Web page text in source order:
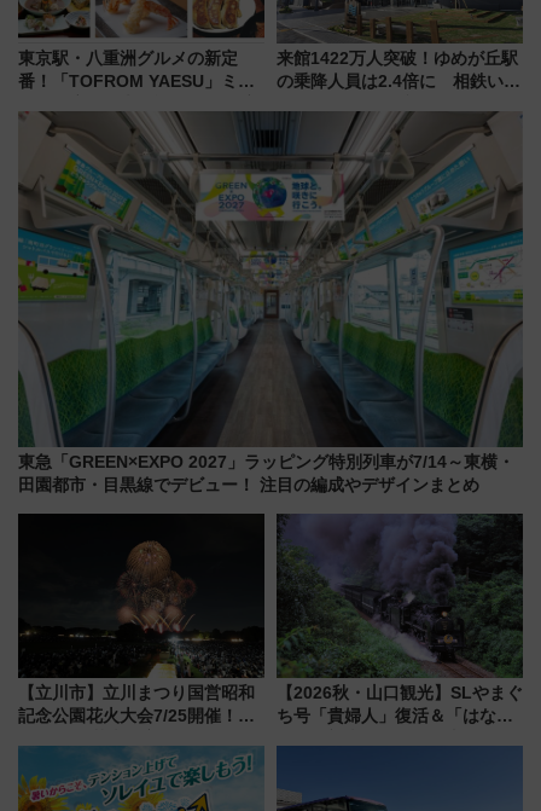
東京駅・八重洲グルメの新定
番！「TOFROM YAESU」ミシ
舗が集結した食の空間を徹底解
剖！（9/10開業）
来館1422万人突破！ゆめが丘駅
の乗降人員は2.4倍に 相鉄いず
年祭にそうにゃん＆DB.スター
マンが登場
東急「GREEN×EXPO 2027」ラッピング特別列車が7/14～東横・
田園都市・目黒線でデビュー！ 注目の編成やデザインまとめ
【立川市】立川まつり国営昭和
記念公園花火大会7/25開催！
混雑に要注意、その理由は
【2026秋・山口観光】SLやまぐ
ち号「貴婦人」復活＆「はなあ
り方は？